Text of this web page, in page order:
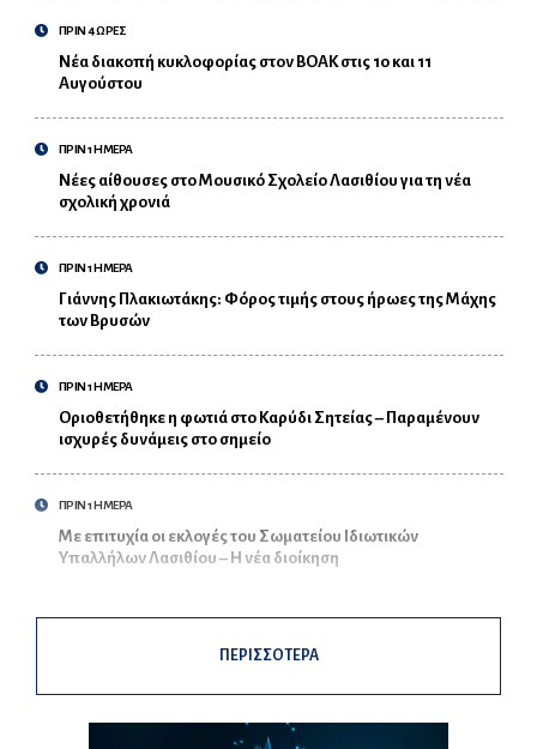
ΠΡΙΝ 4 ΩΡΕΣ
Νέα διακοπή κυκλοφορίας στον ΒΟΑΚ στις 10 και 11
Αυγούστου
ΠΡΙΝ 1 ΗΜΕΡΑ
Νέες αίθουσες στο Μουσικό Σχολείο Λασιθίου για τη νέα
σχολική χρονιά
ΠΡΙΝ 1 ΗΜΕΡΑ
Γιάννης Πλακιωτάκης: Φόρος τιμής στους ήρωες της Μάχης
των Βρυσών
ΠΡΙΝ 1 ΗΜΕΡΑ
Οριοθετήθηκε η φωτιά στο Καρύδι Σητείας – Παραμένουν
ισχυρές δυνάμεις στο σημείο
ΠΡΙΝ 1 ΗΜΕΡΑ
Με επιτυχία οι εκλογές του Σωματείου Ιδιωτικών
Υπαλλήλων Λασιθίου – Η νέα διοίκηση
ΠΕΡΙΣΣΟΤΕΡΑ